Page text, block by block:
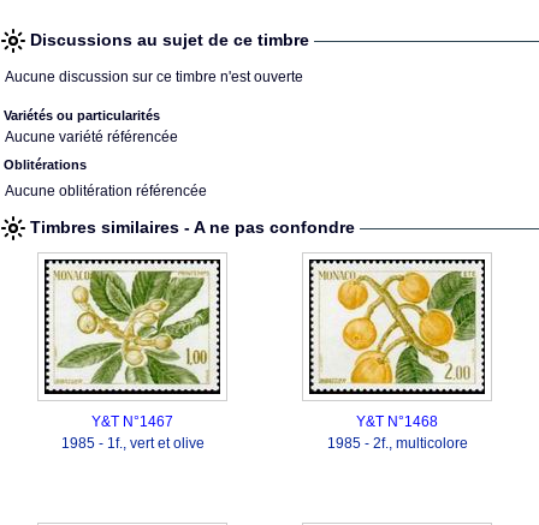
Discussions au sujet de ce timbre
Aucune discussion sur ce timbre n'est ouverte
Variétés ou particularités
Aucune variété référencée
Oblitérations
Aucune oblitération référencée
Timbres similaires - A ne pas confondre
Y&T N°1467
1985 - 1f., vert et olive
Y&T N°1468
1985 - 2f., multicolore